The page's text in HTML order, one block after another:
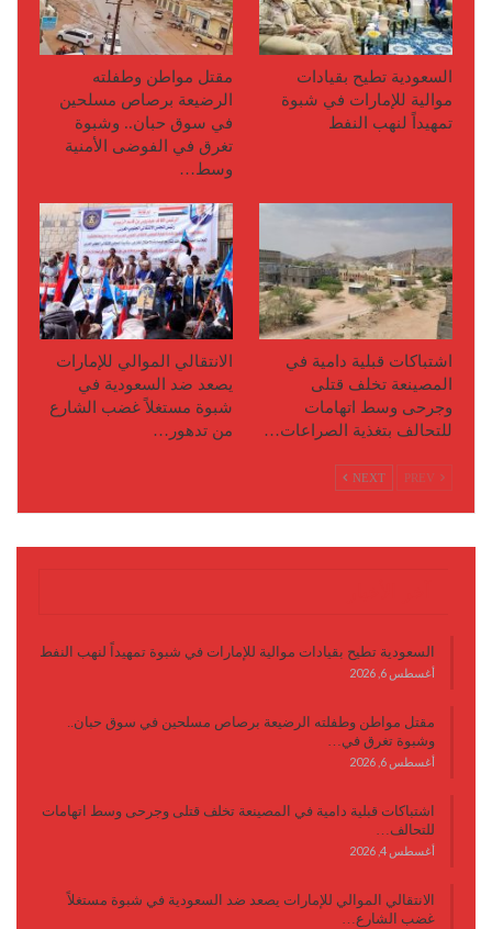
السعودية تطيح بقيادات
موالية للإمارات في شبوة
تمهيداً لنهب النفط
مقتل مواطن وطفلته
الرضيعة برصاص مسلحين
في سوق حبان.. وشبوة
تغرق في الفوضى الأمنية
وسط…
اشتباكات قبلية دامية في
المصينعة تخلف قتلى
وجرحى وسط اتهامات
للتحالف بتغذية الصراعات…
الانتقالي الموالي للإمارات
يصعد ضد السعودية في
شبوة مستغلاً غضب الشارع
من تدهور…
NEXT
السعودية تطيح بقيادات موالية للإمارات في شبوة تمهيداً لنهب النفط
أغسطس 6, 2026
مقتل مواطن وطفلته الرضيعة برصاص مسلحين في سوق حبان..
وشبوة تغرق في…
أغسطس 6, 2026
اشتباكات قبلية دامية في المصينعة تخلف قتلى وجرحى وسط اتهامات
للتحالف…
أغسطس 4, 2026
الانتقالي الموالي للإمارات يصعد ضد السعودية في شبوة مستغلاً
غضب الشارع…